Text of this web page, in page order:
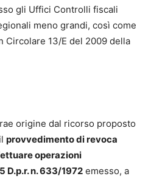
un quadro completo del suo
puntuale delle
e risposte della P.A., e dei
tribunali.
presso il tribunale di
in esecuzioni mobiliari,
e immobiliari e
nella fase cautelare.
gli Uffici Controlli fiscali
meno grandi, così come
Circolare 13/E del 2009 della
origine dal ricorso proposto
provvedimento di revoca
operazioni
D.p.r. n. 633/1972 emesso, a